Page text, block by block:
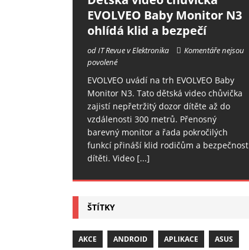
EVOLVEO Baby Monitor N3
ohlídá klid a bezpečí
od IT Revue v Elektronika
Komentáře nejsou
povolené
EVOLVEO uvádí na trh EVOLVEO Baby
Monitor N3. Tato dětská video chůvička
zajistí nepřetržitý dozor dítěte až do
vzdálenosti 300 metrů. Přenosný
barevný monitor a řada pokročilých
funkcí přináší klid rodičům a bezpečnost
dítěti. Video [...]
ŠTÍTKY
AKCE ANDROID APLIKACE ASUS